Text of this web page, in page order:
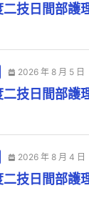
技日間部護
2026 年 8 月 5 日
技日間部護
2026 年 8 月 4 日
技日間部護